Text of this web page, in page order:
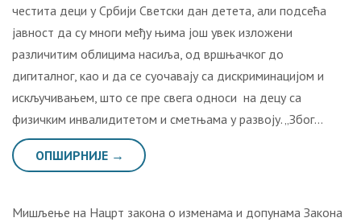
честита деци у Србији Светски дан детета, али подсећа
јавност да су многи међу њима још увек изложени
различитим облицима насиља, од вршњачког до
дигиталног, као и да се суочавају са дискриминацијом и
искључивањем, што се пре свега односи на децу са
физичким инвалидитетом и сметњама у развоју. „Због…
ОПШИРНИЈЕ →
Mишљeњe нa Нaцрт зaкoнa o измeнaмa и дoпунaмa Зaкoнa